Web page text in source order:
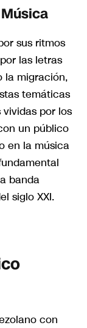
sus ritmos
las letras
la migración,
temáticas
por los
un público
en la música
banda
siglo XXI.
con